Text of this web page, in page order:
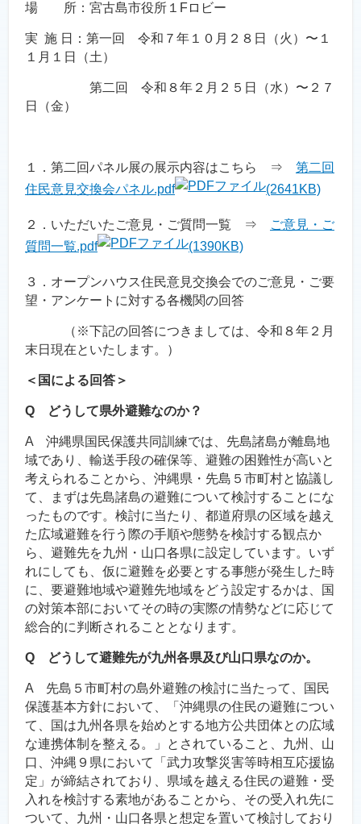
場 所：宮古島市役所１Fロビー
実 施 日：第一回 令和７年１０月２８日（火）〜１
１月１日（土）
第二回 令和８年２月２５日（水）〜２７
日（金）
１．第二回パネル展の展示内容はこちら ⇒ 第二回
住民意見交換会パネル.pdf
(2641KB)
２．いただいたご意見・ご質問一覧 ⇒
ご意見・ご
質問一覧.pdf
(1390KB)
３．オープンハウス住民意見交換会でのご意見・ご要
望・アンケートに対する各機関の回答
（※下記の回答につきましては、令和８年２月
末日現在といたします。）
＜国による回答＞
Q どうして県外避難なのか？
A 沖縄県国民保護共同訓練では、先島諸島が離島地
域であり、輸送手段の確保等、避難の困難性が高いと
考えられることから、沖縄県・先島５市町村と協議し
て、まずは先島諸島の避難について検討することにな
ったものです。検討に当たり、都道府県の区域を越え
た広域避難を行う際の手順や態勢を検討する観点か
ら、避難先を九州・山口各県に設定しています。いず
れにしても、仮に避難を必要とする事態が発生した時
に、要避難地域や避難先地域をどう設定するかは、国
の対策本部においてその時の実際の情勢などに応じて
総合的に判断されることとなります。
Q どうして避難先が九州各県及び山口県なのか。
A 先島５市町村の島外避難の検討に当たって、国民
保護基本方針において、「沖縄県の住民の避難につい
て、国は九州各県を始めとする地方公共団体との広域
な連携体制を整える。」とされていること、九州、山
口、沖縄９県において「武力攻撃災害等時相互応援協
定」が締結されており、県域を越える住民の避難・受
入れを検討する素地があることから、その受入れ先に
ついて、九州・山口各県と想定を置いて検討しており